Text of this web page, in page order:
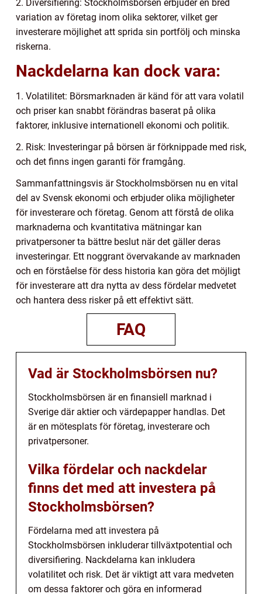
2. Diversifiering: Stockholmsbörsen erbjuder en bred
variation av företag inom olika sektorer, vilket ger
investerare möjlighet att sprida sin portfölj och minska
riskerna.
Nackdelarna kan dock vara:
1. Volatilitet: Börsmarknaden är känd för att vara volatil
och priser kan snabbt förändras baserat på olika
faktorer, inklusive internationell ekonomi och politik.
2. Risk: Investeringar på börsen är förknippade med risk,
och det finns ingen garanti för framgång.
Sammanfattningsvis är Stockholmsbörsen nu en vital
del av Svensk ekonomi och erbjuder olika möjligheter
för investerare och företag. Genom att förstå de olika
marknaderna och kvantitativa mätningar kan
privatpersoner ta bättre beslut när det gäller deras
investeringar. Ett noggrant övervakande av marknaden
och en förståelse för dess historia kan göra det möjligt
för investerare att dra nytta av dess fördelar medvetet
och hantera dess risker på ett effektivt sätt.
FAQ
Vad är Stockholmsbörsen nu?
Stockholmsbörsen är en finansiell marknad i
Sverige där aktier och värdepapper handlas. Det
är en mötesplats för företag, investerare och
privatpersoner.
Vilka fördelar och nackdelar
finns det med att investera på
Stockholmsbörsen?
Fördelarna med att investera på
Stockholmsbörsen inkluderar tillväxtpotential och
diversifiering. Nackdelarna kan inkludera
volatilitet och risk. Det är viktigt att vara medveten
om dessa faktorer och göra en informerad